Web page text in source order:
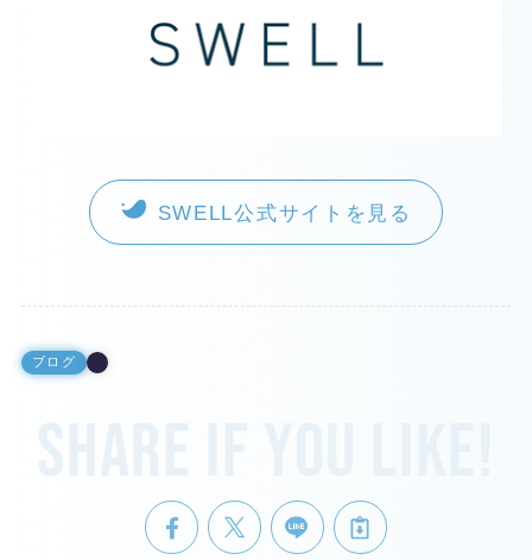
SWELL公式サイトを見る
ブログ
Share if you like!